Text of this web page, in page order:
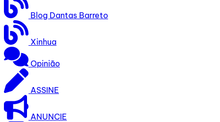
Blog Dantas Barreto
Xinhua
Opinião
ASSINE
ANUNCIE